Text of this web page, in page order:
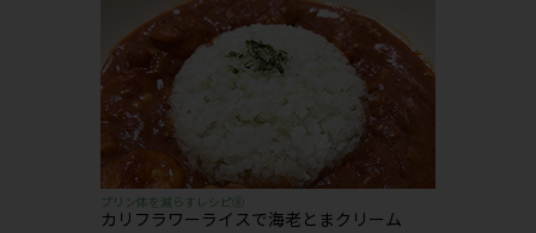
プリン体を減らすレシピ⑧
カリフラワーライスで海老とまクリーム